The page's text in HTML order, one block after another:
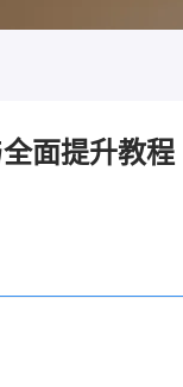
面提升教程